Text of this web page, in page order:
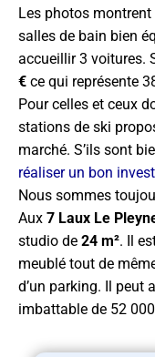
Les photos
salles de bain bien
accueillir 3 voitures.
€ ce qui représente
Pour celles et ceux
stations de ski
marché. S’ils sont
réaliser un bon
Nous sommes
Aux 7 Laux Le
studio de 24 m². Il
meublé tout de
d’un parking. Il peut
imbattable de 52